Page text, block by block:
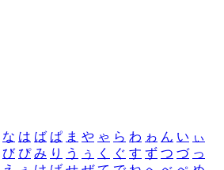
な は ば ぱ ま や ゃ ら わ ゎ ん い ぃ
び ぴ み り う ぅ く ぐ す ず つ づ っ